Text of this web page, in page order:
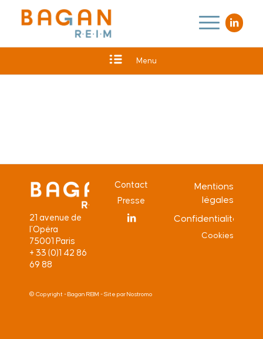
Menu
21 avenue de
l’Opéra
75001 Paris
+ 33 (0)1 42 86
69 88
Contact
Presse
Mentions
légales
Confidentialité
Cookies
© Copyright - Bagan REIM - Site par Nostromo